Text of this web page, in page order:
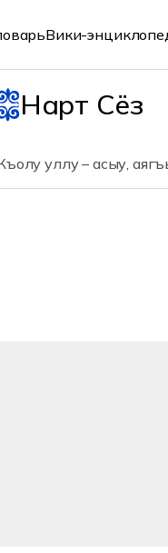
Вики-
Нарт Сёз
уллу – асыу,